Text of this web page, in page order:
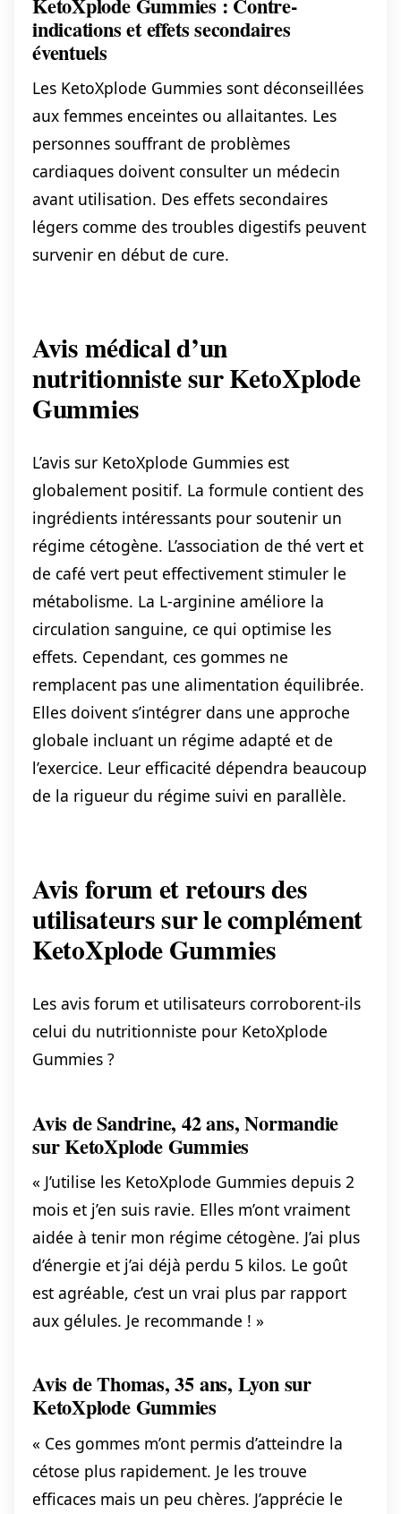
indications et effets secondaires
éventuels
Les KetoXplode Gummies sont déconseillées
aux femmes enceintes ou allaitantes. Les
personnes souffrant de problèmes
cardiaques doivent consulter un médecin
avant utilisation. Des effets secondaires
légers comme des troubles digestifs peuvent
survenir en début de cure.
Avis médical d’un
nutritionniste sur KetoXplode
Gummies
L’avis sur KetoXplode Gummies est
globalement positif. La formule contient des
ingrédients intéressants pour soutenir un
régime cétogène. L’association de thé vert et
de café vert peut effectivement stimuler le
métabolisme. La L-arginine améliore la
circulation sanguine, ce qui optimise les
effets. Cependant, ces gommes ne
remplacent pas une alimentation équilibrée.
Elles doivent s’intégrer dans une approche
globale incluant un régime adapté et de
l’exercice. Leur efficacité dépendra beaucoup
de la rigueur du régime suivi en parallèle.
Avis forum et retours des
utilisateurs sur le complément
KetoXplode Gummies
Les avis forum et utilisateurs corroborent-ils
celui du nutritionniste pour KetoXplode
Gummies ?
Avis de Sandrine, 42 ans, Normandie
sur KetoXplode Gummies
« J’utilise les KetoXplode Gummies depuis 2
mois et j’en suis ravie. Elles m’ont vraiment
aidée à tenir mon régime cétogène. J’ai plus
d’énergie et j’ai déjà perdu 5 kilos. Le goût
est agréable, c’est un vrai plus par rapport
aux gélules. Je recommande ! »
Avis de Thomas, 35 ans, Lyon sur
KetoXplode Gummies
« Ces gommes m’ont permis d’atteindre la
cétose plus rapidement. Je les trouve
efficaces mais un peu chères. J’apprécie le